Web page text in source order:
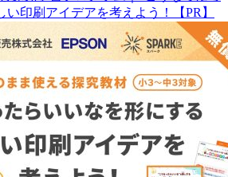
い印刷アイデアを考えよう！【PR】